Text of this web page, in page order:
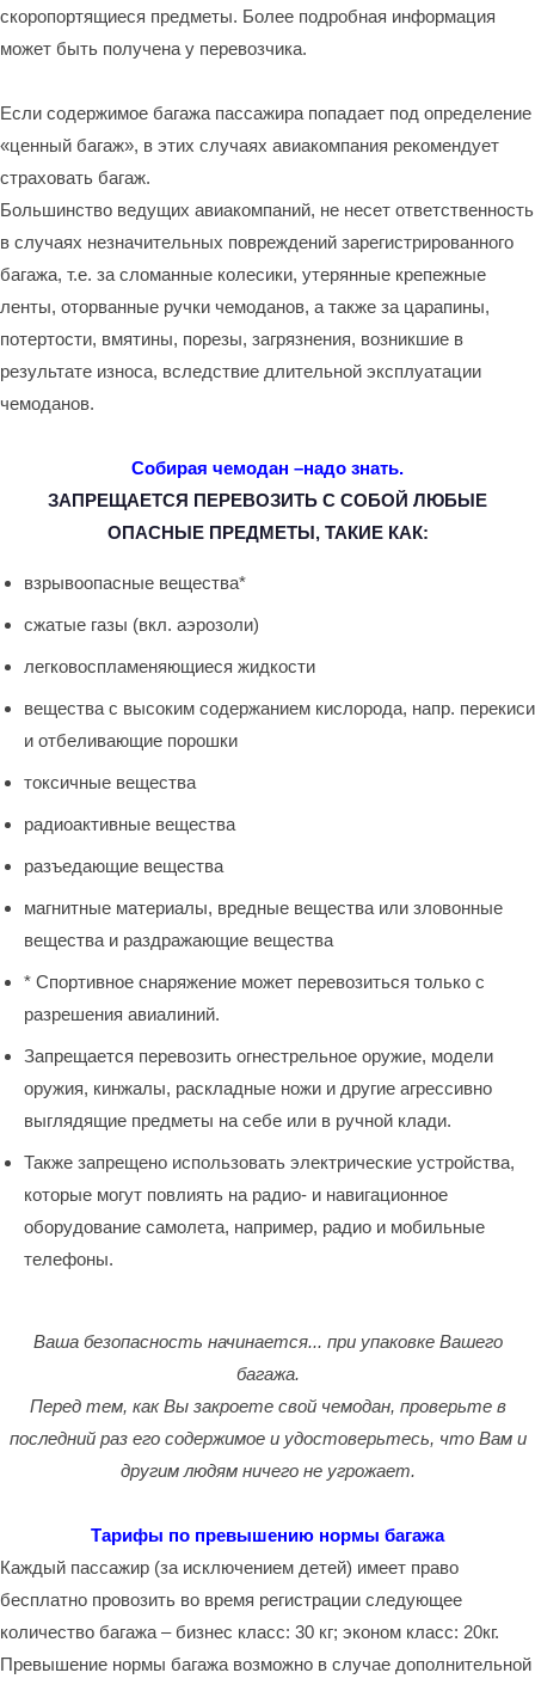
скоропортящиеся предметы. Более подробная информация
может быть получена у перевозчика.
Если содержимое багажа пассажира попадает под определение
«ценный багаж», в этих случаях авиакомпания рекомендует
страховать багаж.
Большинство ведущих авиакомпаний, не несет ответственность
в случаях незначительных повреждений зарегистрированного
багажа, т.е. за сломанные колесики, утерянные крепежные
ленты, оторванные ручки чемоданов, а также за царапины,
потертости, вмятины, порезы, загрязнения, возникшие в
результате износа, вследствие длительной эксплуатации
чемоданов.
Собирая чемодан –надо знать.
ЗАПРЕЩАЕТСЯ ПЕРЕВОЗИТЬ С СОБОЙ ЛЮБЫЕ
ОПАСНЫЕ ПРЕДМЕТЫ, ТАКИЕ КАК:
взрывоопасные вещества*
сжатые газы (вкл. аэрозоли)
легковоспламеняющиеся жидкости
вещества с высоким содержанием кислорода, напр. перекиси
и отбеливающие порошки
токсичные вещества
радиоактивные вещества
разъедающие вещества
магнитные материалы, вредные вещества или зловонные
вещества и раздражающие вещества
* Спортивное снаряжение может перевозиться только с
разрешения авиалиний.
Запрещается перевозить огнестрельное оружие, модели
оружия, кинжалы, раскладные ножи и другие агрессивно
выглядящие предметы на себе или в ручной клади.
Также запрещено использовать электрические устройства,
которые могут повлиять на радио- и навигационное
оборудование самолета, например, радио и мобильные
телефоны.
Ваша безопасность начинается... при упаковке Вашего
багажа.
Перед тем, как Вы закроете свой чемодан, проверьте в
последний раз его содержимое и удостоверьтесь, что Вам и
другим людям ничего не угрожает.
Тарифы по превышению нормы багажа
Каждый пассажир (за исключением детей) имеет право
бесплатно провозить во время регистрации следующее
количество багажа – бизнес класс: 30 кг; эконом класс: 20кг.
Превышение нормы багажа возможно в случае дополнительной